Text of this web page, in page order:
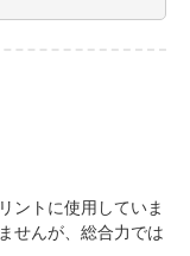
ントに使用していま
せんが、総合力では